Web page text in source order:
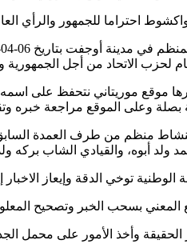
احتراما للجمهور والرأي
لحزب الاتحاد من أجل
موقع موريتاني نتحفظ على
وعلى الموقع مراجعة خبره
منظم من طرف العمدة
ولد أبوه، والقيادي الشاب
الوطنية توخي الدقة وإيعاز
المعني بسحب الخبر وتصحيح
وأخذ الأمور على محمل